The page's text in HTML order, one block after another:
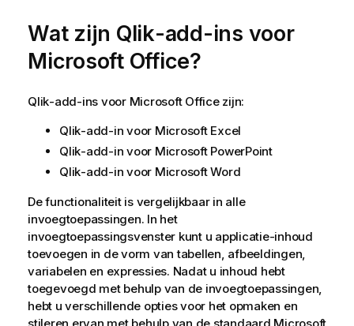
Wat zijn Qlik-add-ins voor
Microsoft Office?
Qlik-add-ins voor Microsoft Officezijn:
Qlik-add-in voor Microsoft Excel
Qlik-add-in voor Microsoft PowerPoint
Qlik-add-in voor Microsoft Word
De functionaliteit is vergelijkbaar in alle
invoegtoepassingen. In het
invoegtoepassingsvenster kunt u applicatie-inhoud
toevoegen in de vorm van tabellen, afbeeldingen,
variabelen en expressies. Nadat u inhoud hebt
toegevoegd met behulp van de invoegtoepassingen,
hebt u verschillende opties voor het opmaken en
stileren ervan met behulp van de standaard Microsoft